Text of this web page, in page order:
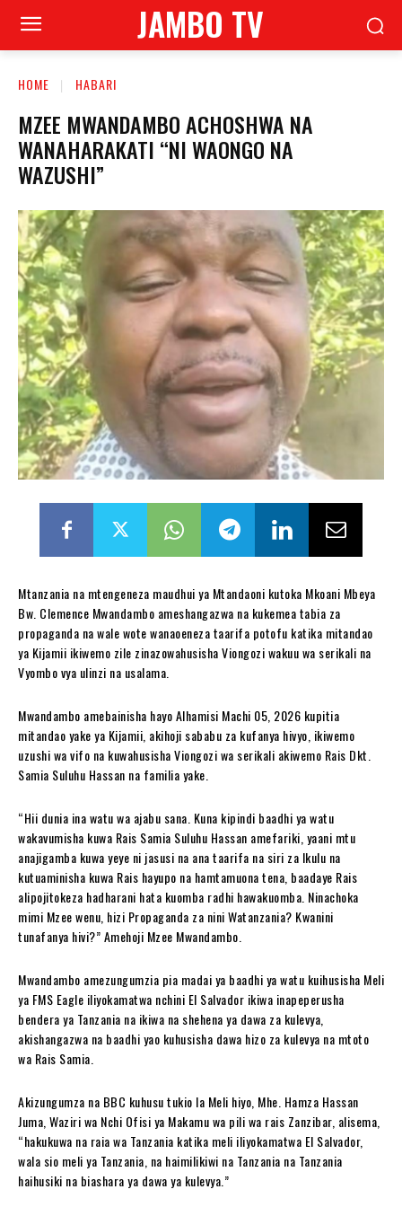
JAMBO TV
HOME HABARI
MZEE MWANDAMBO ACHOSHWA NA
WANAHARAKATI “NI WAONGO NA
WAZUSHI”
Mtanzania na mtengeneza maudhui ya Mtandaoni kutoka Mkoani Mbeya
Bw. Clemence Mwandambo ameshangazwa na kukemea tabia za
propaganda na wale wote wanaoeneza taarifa potofu katika mitandao
ya Kijamii ikiwemo zile zinazowahusisha Viongozi wakuu wa serikali na
Vyombo vya ulinzi na usalama.
Mwandambo amebainisha hayo Alhamisi Machi 05, 2026 kupitia
mitandao yake ya Kijamii, akihoji sababu za kufanya hivyo, ikiwemo
uzushi wa vifo na kuwahusisha Viongozi wa serikali akiwemo Rais Dkt.
Samia Suluhu Hassan na familia yake.
“Hii dunia ina watu wa ajabu sana. Kuna kipindi baadhi ya watu
wakavumisha kuwa Rais Samia Suluhu Hassan amefariki, yaani mtu
anajigamba kuwa yeye ni jasusi na ana taarifa na siri za Ikulu na
kutuaminisha kuwa Rais hayupo na hamtamuona tena, baadaye Rais
alipojitokeza hadharani hata kuomba radhi hawakuomba. Ninachoka
mimi Mzee wenu, hizi Propaganda za nini Watanzania? Kwanini
tunafanya hivi?” Amehoji Mzee Mwandambo.
Mwandambo amezungumzia pia madai ya baadhi ya watu kuihusisha Meli
ya FMS Eagle iliyokamatwa nchini El Salvador ikiwa inapeperusha
bendera ya Tanzania na ikiwa na shehena ya dawa za kulevya,
akishangazwa na baadhi yao kuhusisha dawa hizo za kulevya na mtoto
wa Rais Samia.
Akizungumza na BBC kuhusu tukio la Meli hiyo, Mhe. Hamza Hassan
Juma, Waziri wa Nchi Ofisi ya Makamu wa pili wa rais Zanzibar, alisema,
“hakukuwa na raia wa Tanzania katika meli iliyokamatwa El Salvador,
wala sio meli ya Tanzania, na haimilikiwi na Tanzania na Tanzania
haihusiki na biashara ya dawa ya kulevya.”